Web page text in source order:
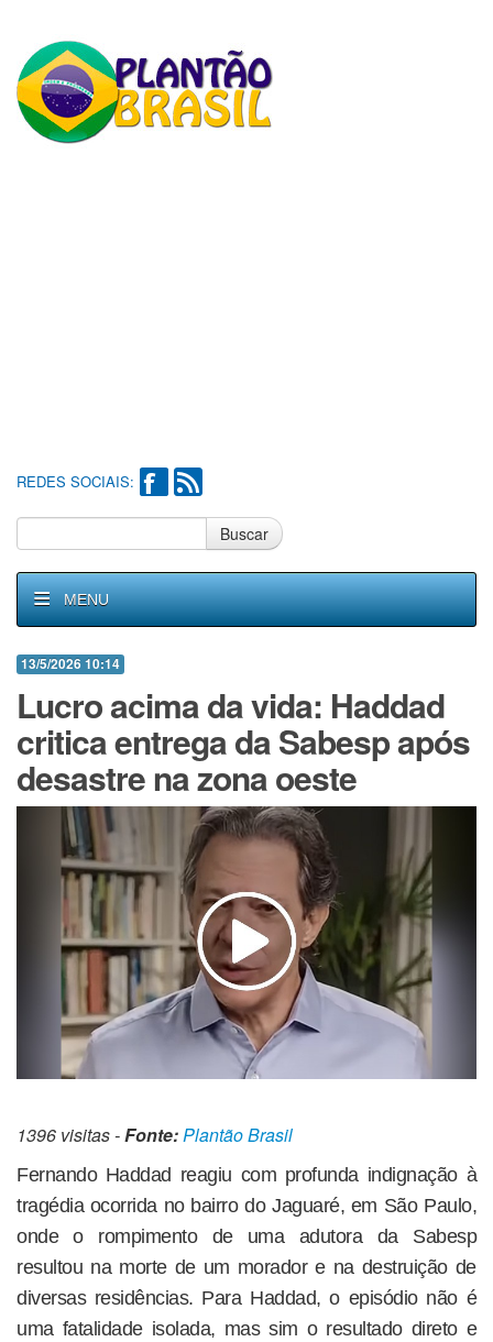
REDES SOCIAIS:
Buscar
MENU
13/5/2026 10:14
Lucro acima da vida: Haddad
critica entrega da Sabesp após
desastre na zona oeste
1396 visitas -Fonte:Plantão Brasil
Fernando Haddad reagiu com profunda indignação à
tragédia ocorrida no bairro do Jaguaré, em São Paulo,
onde o rompimento de uma adutora da Sabesp
resultou na morte de um morador e na destruição de
diversas residências. Para Haddad, o episódio não é
uma fatalidade isolada, mas sim o resultado direto e